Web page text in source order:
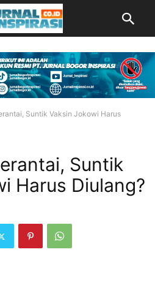
Suntik Vaksin Jokowi Harus
Suntik
Harus Diulang?